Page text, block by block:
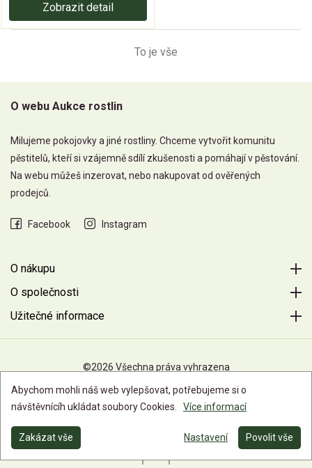
Zobrazit detail
To je vše
O webu Aukce rostlin
Milujeme pokojovky a jiné rostliny. Chceme vytvořit komunitu
pěstitelů, kteří si vzájemně sdílí zkušenosti a pomáhají v pěstování.
Na webu můžeš inzerovat, nebo nakupovat od ověřených
prodejců.
Facebook Instagram
O nákupu
O společnosti
Užitečné informace
©2026 Všechna práva vyhrazena
Abychom mohli náš web vylepšovat, potřebujeme si o
návštěvnícíh ukládat soubory Cookies.
Více informací
Zakázat vše Nastavení Povolit vše